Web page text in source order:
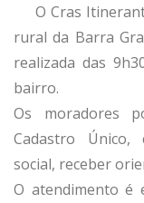
O Cras
rural da Barra
realizada das
bairro.
Os moradores
Cadastro Único,
social, receber
O atendimento é